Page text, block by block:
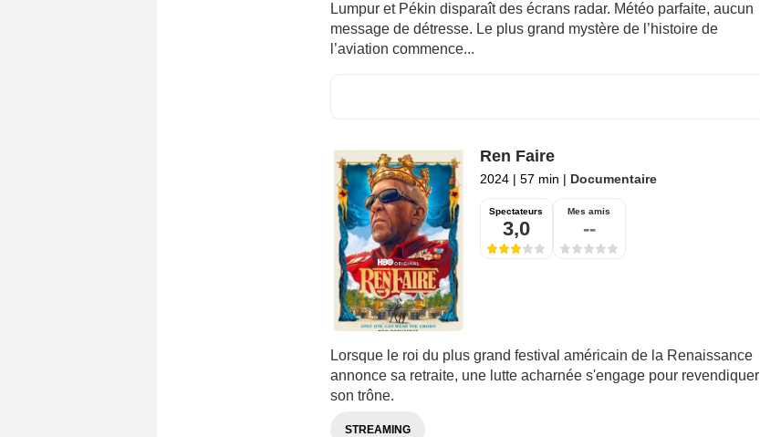
Lumpur et Pékin disparaît des écrans radar. Météo parfaite, aucun
message de détresse. Le plus grand mystère de l’histoire de
l’aviation commence...
Ren Faire
2024 | 57 min | Documentaire
Spectateurs
3,0
Mes amis
--
Lorsque le roi du plus grand festival américain de la Renaissance
annonce sa retraite, une lutte acharnée s'engage pour revendiquer
son trône.
STREAMING